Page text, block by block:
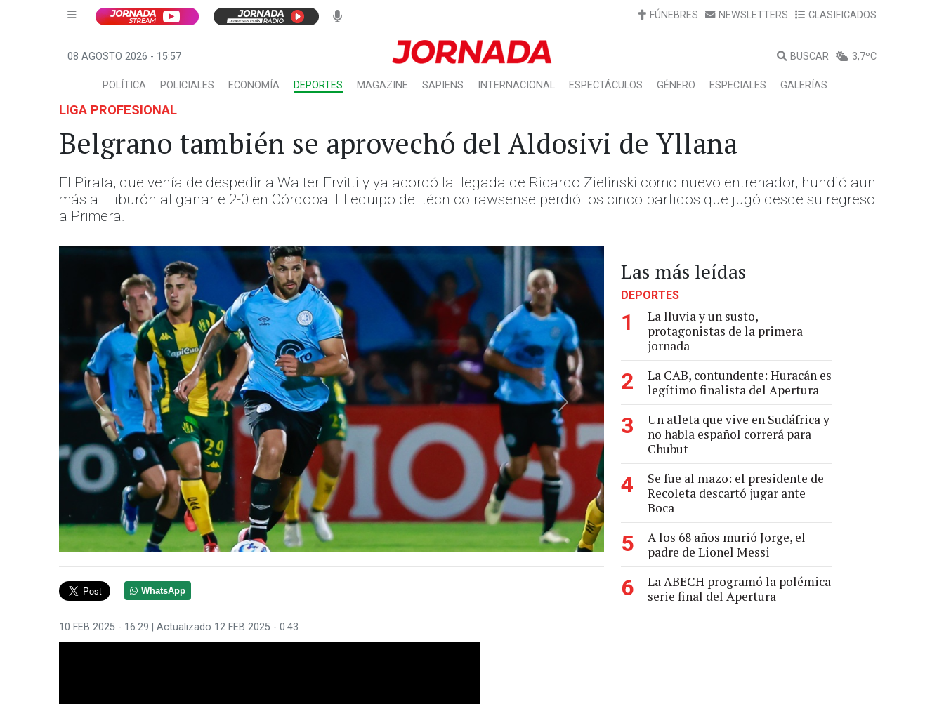
FÚNEBRES NEWSLETTERS CLASIFICADOS
08 AGOSTO 2026 - 15:57 BUSCAR 3,7ºC
POLÍTICA POLICIALES ECONOMÍA DEPORTES MAGAZINE SAPIENS INTERNACIONAL ESPECTÁCULOS GÉNERO ESPECIALES GALERÍAS
LIGA PROFESIONAL
Belgrano también se aprovechó del Aldosivi de Yllana
El Pirata, que venía de despedir a Walter Ervitti y ya acordó la llegada de Ricardo Zielinski como nuevo entrenador, hundió aun
más al Tiburón al ganarle 2-0 en Córdoba. El equipo del técnico rawsense perdió los cinco partidos que jugó desde su regreso
a Primera.
Anterior Siguiente
WhatsApp
10 FEB 2025 - 16:29 | Actualizado 12 FEB 2025 - 0:43
Las más leídas
DEPORTES
1
La lluvia y un susto,
protagonistas de la primera
jornada
2
La CAB, contundente: Huracán es
legítimo finalista del Apertura
3
Un atleta que vive en Sudáfrica y
no habla español correrá para
Chubut
4
Se fue al mazo: el presidente de
Recoleta descartó jugar ante
Boca
5
A los 68 años murió Jorge, el
padre de Lionel Messi
6
La ABECH programó la polémica
serie final del Apertura